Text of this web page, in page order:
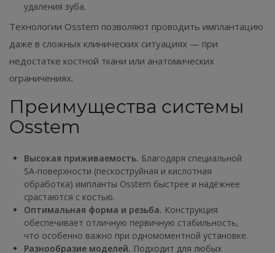
удаления зуба.
Технологии Osstem позволяют проводить имплантацию
даже в сложных клинических ситуациях — при
недостатке костной ткани или анатомических
ограничениях.
Преимущества системы
Osstem
Высокая приживаемость. Благодаря специальной
SA-поверхности (пескоструйная и кислотная
обработка) импланты Osstem быстрее и надёжнее
срастаются с костью.
Оптимальная форма и резьба. Конструкция
обеспечивает отличную первичную стабильность,
что особенно важно при одномоментной установке.
Разнообразие моделей. Подходит для любых